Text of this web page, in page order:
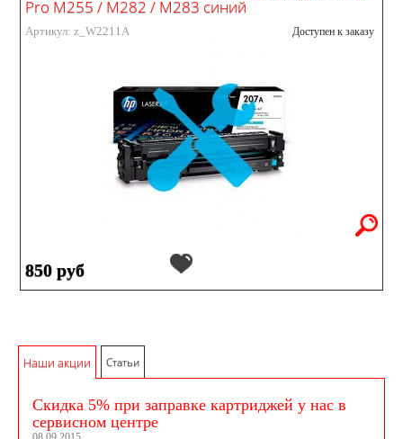
Pro M255 / M282 / M283 синий
Артикул: z_W2211A Доступен к заказу
850 руб
Наши акции
Скидка 5% при заправке картриджей у нас в
сервисном центре
Статьи